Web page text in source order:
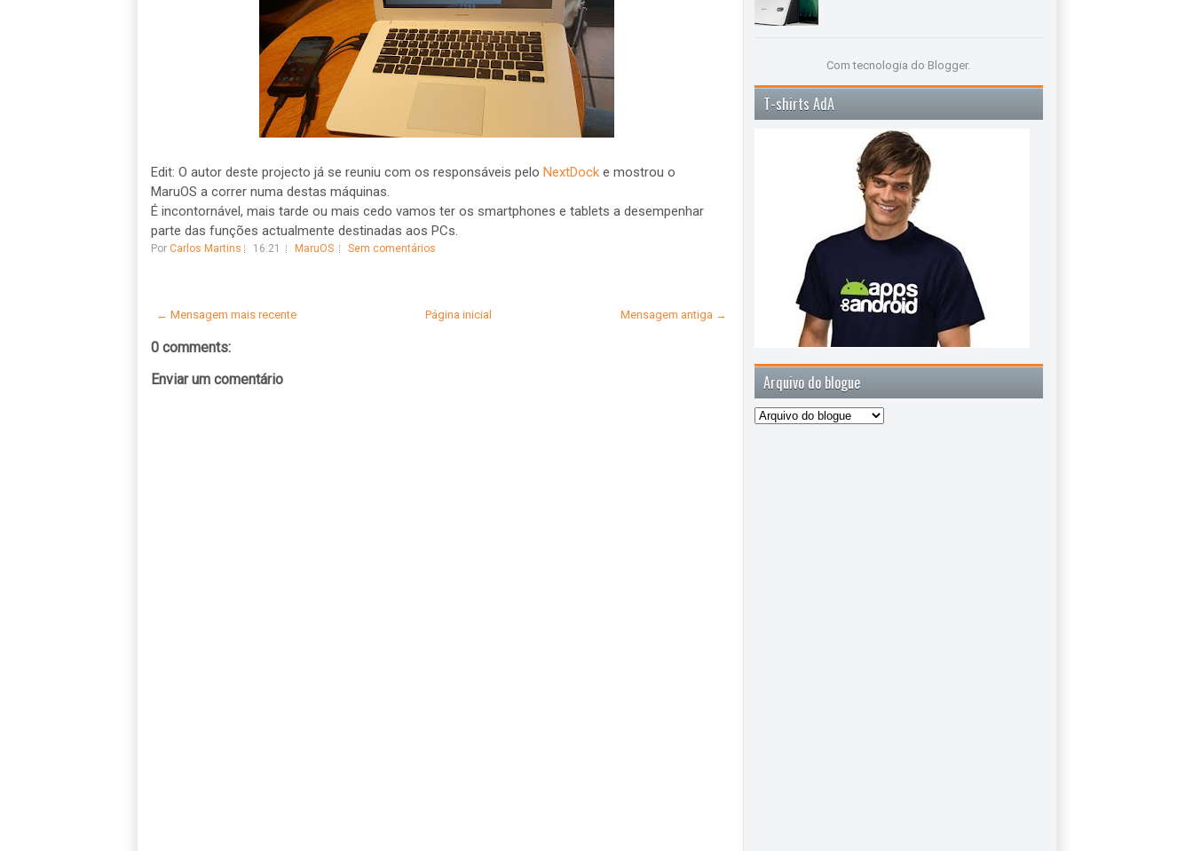
Edit: O autor deste projecto já se reuniu com os responsáveis pelo NextDock e mostrou o
MaruOS a correr numa destas máquinas.
É incontornável, mais tarde ou mais cedo vamos ter os smartphones e tablets a desempenhar
parte das funções actualmente destinadas aos PCs.
Por Carlos Martins 16:21 MaruOS Sem comentários
← Mensagem mais recente Mensagem antiga →
Página inicial
0 comments:
Enviar um comentário
Com tecnologia do Blogger.
T-shirts AdA
Arquivo do blogue